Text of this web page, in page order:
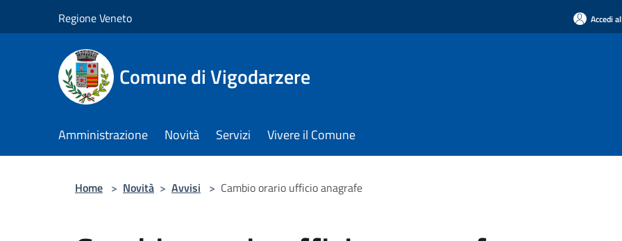
Regione Veneto Accedi
Comune di Vigodarzere
Amministrazione Novità Servizi Vivere il Comune
Home > Novità > Avvisi > Cambio orario ufficio anagrafe